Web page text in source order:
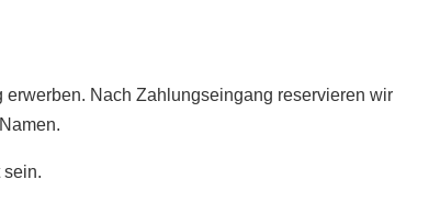
Nach Zahlungseingang reservieren wir